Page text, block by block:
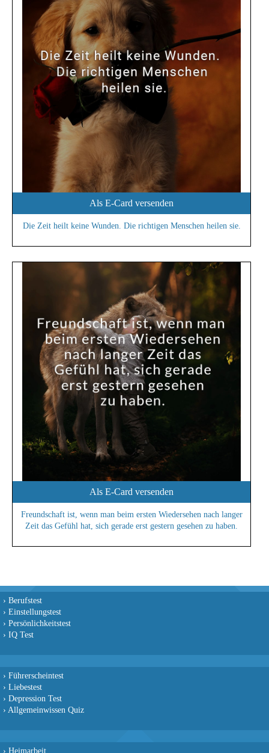
Als E-Card versenden
Die Zeit heilt keine Wunden. Die richtigen Menschen heilen sie.
Als E-Card versenden
Freundschaft ist, wenn man beim ersten Wiedersehen nach langer
Zeit das Gefühl hat, sich gerade erst gestern gesehen zu haben.
› Berufstest
› Einstellungstest
› Persönlichkeitstest
› IQ Test
› Führerscheintest
› Liebestest
› Depression Test
› Allgemeinwissen Quiz
› Heimarbeit